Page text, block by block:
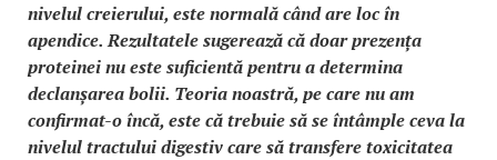
nivelul creierului, este normală când are loc în
apendice. Rezultatele sugerează că doar prezența
proteinei nu este suficientă pentru a determina
declanșarea bolii. Teoria noastră, pe care nu am
confirmat-o încă, este că trebuie să se întâmple ceva la
nivelul tractului digestiv care să transfere toxicitatea